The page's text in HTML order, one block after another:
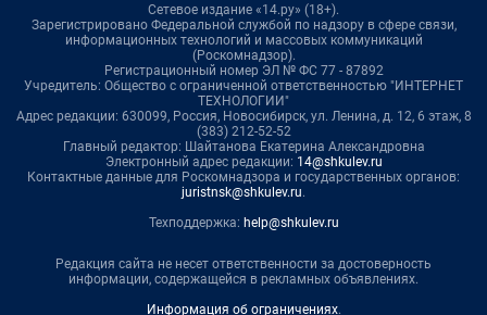
Сетевое издание «14.ру» (18+).
Зарегистрировано Федеральной службой по надзору в сфере связи,
информационных технологий и массовых коммуникаций
(Роскомнадзор).
Регистрационный номер ЭЛ № ФС 77 - 87892
Учредитель: Общество с ограниченной ответственностью "ИНТЕРНЕТ
ТЕХНОЛОГИИ"
Адрес редакции: 630099, Россия, Новосибирск, ул. Ленина, д. 12, 6 этаж, 8
(383) 212-52-52
Главный редактор: Шайтанова Екатерина Александровна
Электронный адрес редакции: 14@shkulev.ru
Контактные данные для Роскомнадзора и государственных органов:
juristnsk@shkulev.ru.
Техподдержка: help@shkulev.ru
Редакция сайта не несет ответственности за достоверность
информации, содержащейся в рекламных объявлениях.
Информация об ограничениях.